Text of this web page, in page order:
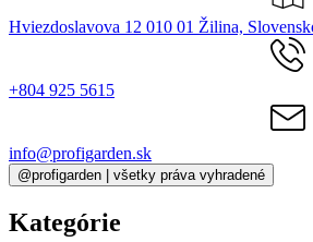
Hviezdoslavova 12 010 01 Žilina,
+804 925 5615
info@profigarden.sk
@profigarden | všetky práva vyhradené
Kategórie